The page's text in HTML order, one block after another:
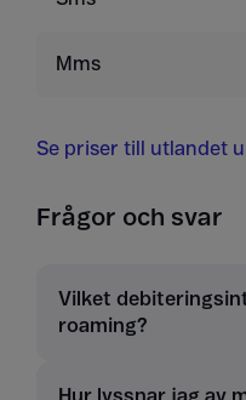
Mms
Se priser till utlandet
Frågor och svar
Vilket
roaming?
Hur lyssnar jag av